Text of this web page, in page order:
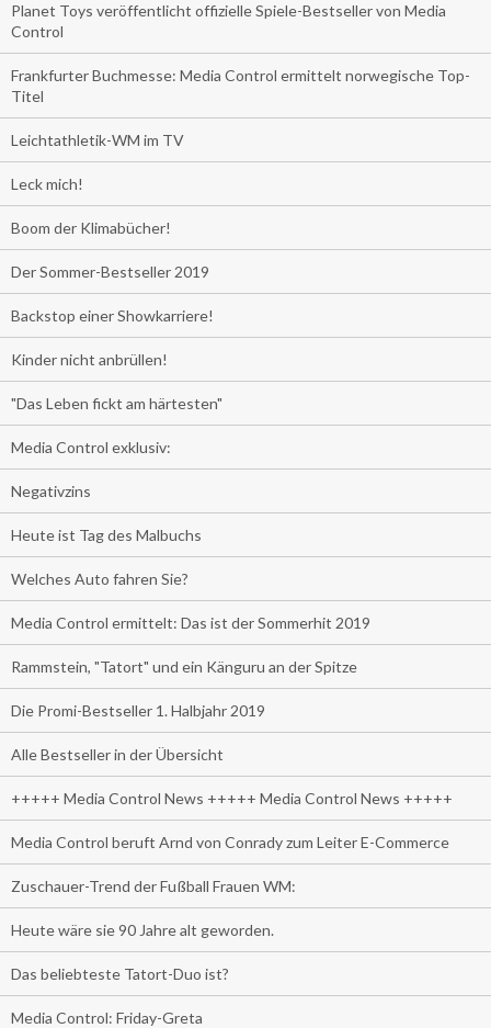
Planet Toys veröffentlicht offizielle Spiele-Bestseller von Media
Control
Frankfurter Buchmesse: Media Control ermittelt norwegische Top-
Titel
Leichtathletik-WM im TV
Leck mich!
Boom der Klimabücher!
Der Sommer-Bestseller 2019
Backstop einer Showkarriere!
Kinder nicht anbrüllen!
"Das Leben fickt am härtesten"
Media Control exklusiv:
Negativzins
Heute ist Tag des Malbuchs
Welches Auto fahren Sie?
Media Control ermittelt: Das ist der Sommerhit 2019
Rammstein, "Tatort" und ein Känguru an der Spitze
Die Promi-Bestseller 1. Halbjahr 2019
Alle Bestseller in der Übersicht
+++++ Media Control News +++++ Media Control News +++++
Media Control beruft Arnd von Conrady zum Leiter E-Commerce
Zuschauer-Trend der Fußball Frauen WM:
Heute wäre sie 90 Jahre alt geworden.
Das beliebteste Tatort-Duo ist?
Media Control: Friday-Greta